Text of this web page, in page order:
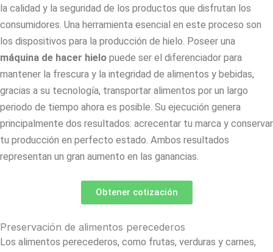
la calidad y la seguridad de los productos que disfrutan los
consumidores. Una herramienta esencial en este proceso son
los dispositivos para la producción de hielo. Poseer una
máquina de hacer hielo puede ser el diferenciador para
mantener la frescura y la integridad de alimentos y bebidas,
gracias a su tecnología, transportar alimentos por un largo
periodo de tiempo ahora es posible. Su ejecución genera
principalmente dos resultados: acrecentar tu marca y conservar
tu producción en perfecto estado. Ambos resultados
representan un gran aumento en las ganancias.
Obtener cotización
Preservación de alimentos perecederos
Los alimentos perecederos, como frutas, verduras y carnes,